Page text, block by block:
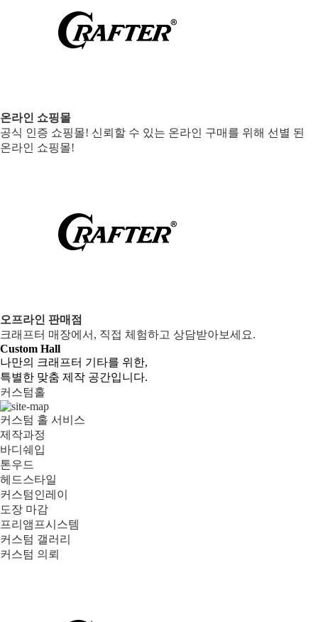
온라인 쇼핑몰
공식 인증 쇼핑몰! 신뢰할 수 있는 온라인 구매를 위해 선별 된
온라인 쇼핑몰!
오프라인 판매점
크래프터 매장에서, 직접 체험하고 상담받아보세요.
Custom Hall
나만의 크래프터 기타를 위한,
특별한 맞춤 제작 공간입니다.
커스텀홀
커스텀 홀 서비스
제작과정
바디쉐입
톤우드
헤드스타일
커스텀인레이
도장 마감
프리앰프시스템
커스텀 갤러리
커스텀 의뢰